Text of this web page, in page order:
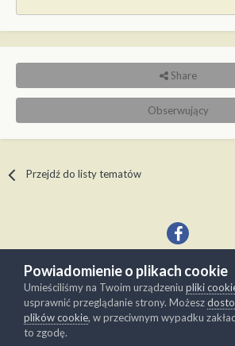
Share
Obserwujący
Przejdź do listy tematów
Język Kontakt
Copyright © Modelwork.pl
Powered by Invision
Powiadomienie o plikach cookie
Umieściliśmy na Twoim urządzeniu pliki
usprawnić przeglądanie strony. Możesz
plików cookie, w przeciwnym wypadku
to zgodę.